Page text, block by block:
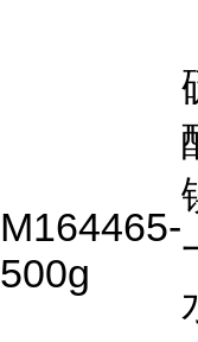
M164465-
500g